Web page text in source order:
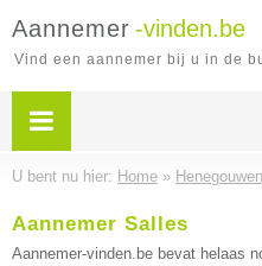
Aannemer -vinden.be
Vind een aannemer bij u in de
U bent nu hier: Home » Henegouwen
Aannemer Salles
Aannemer-vinden.be bevat helaas